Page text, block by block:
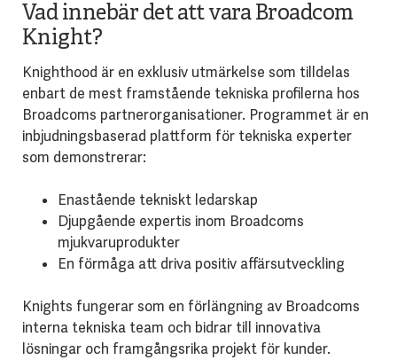
Vad innebär det att vara Broadcom
Knight?
Knighthood är en exklusiv utmärkelse som tilldelas
enbart de mest framstående tekniska profilerna hos
Broadcoms partnerorganisationer. Programmet är en
inbjudningsbaserad plattform för tekniska experter
som demonstrerar:
Enastående tekniskt ledarskap
Djupgående expertis inom Broadcoms
mjukvaruprodukter
En förmåga att driva positiv affärsutveckling
Knights fungerar som en förlängning av Broadcoms
interna tekniska team och bidrar till innovativa
lösningar och framgångsrika projekt för kunder.